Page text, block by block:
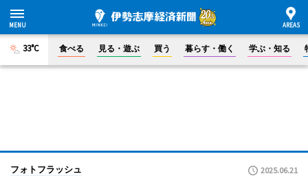
33°C 食べる 見る・遊ぶ 買う 暮らす・働く 学ぶ・知る
フォトフラッシュ 2025.06.21